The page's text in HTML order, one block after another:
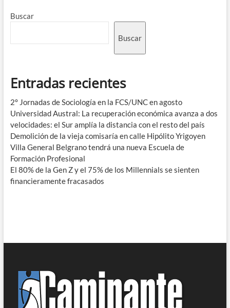
Buscar
Buscar
Entradas recientes
2° Jornadas de Sociología en la FCS/UNC en agosto
Universidad Austral: La recuperación económica avanza a dos
velocidades: el Sur amplía la distancia con el resto del país
Demolición de la vieja comisaría en calle Hipólito Yrigoyen
Villa General Belgrano tendrá una nueva Escuela de
Formación Profesional
El 80% de la Gen Z y el 75% de los Millennials se sienten
financieramente fracasados